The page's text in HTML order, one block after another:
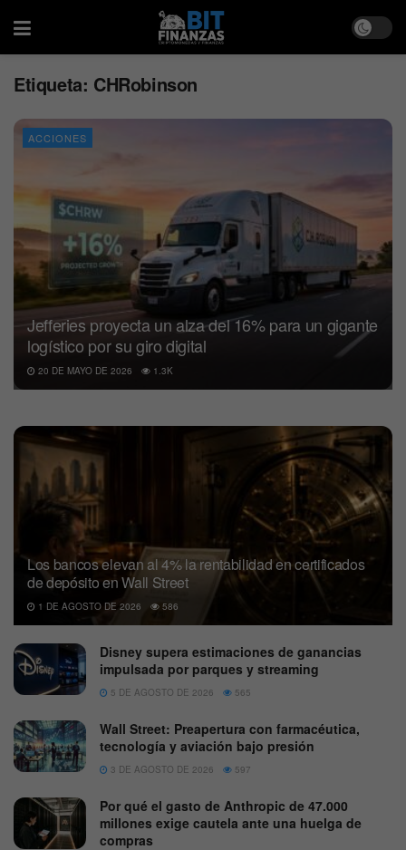
Etiqueta: CHRobinson
ACCIONES
Jefferies proyecta un alza del 16% para un gigante
logístico por su giro digital
20 DE MAYO DE 2026 1.3K
Los bancos elevan al 4% la rentabilidad en certificados
de depósito en Wall Street
1 DE AGOSTO DE 2026 586
Disney supera estimaciones de ganancias
impulsada por parques y streaming
5 DE AGOSTO DE 2026 565
Wall Street: Preapertura con farmacéutica,
tecnología y aviación bajo presión
3 DE AGOSTO DE 2026 597
Por qué el gasto de Anthropic de 47.000
millones exige cautela ante una huelga de
compras